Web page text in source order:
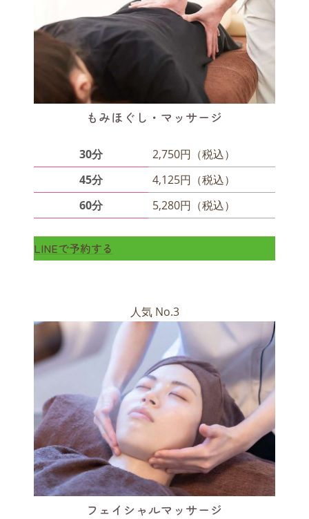
もみほぐし・マッサージ
30分
2,750円（税込）
45分
4,125円（税込）
60分
5,280円（税込）
LINEで予約する
人気 No.3
フェイシャルマッサージ